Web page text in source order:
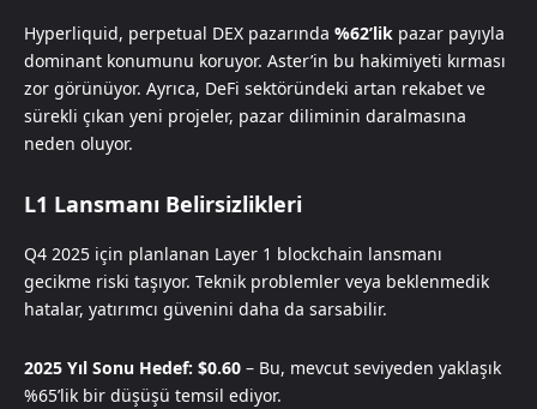
Hyperliquid, perpetual DEX pazarında %62’lik pazar payıyla
dominant konumunu koruyor. Aster’in bu hakimiyeti kırması
zor görünüyor. Ayrıca, DeFi sektöründeki artan rekabet ve
sürekli çıkan yeni projeler, pazar diliminin daralmasına
neden oluyor.
L1 Lansmanı Belirsizlikleri
Q4 2025 için planlanan Layer 1 blockchain lansmanı
gecikme riski taşıyor. Teknik problemler veya beklenmedik
hatalar, yatırımcı güvenini daha da sarsabilir.
2025 Yıl Sonu Hedef: $0.60 – Bu, mevcut seviyeden yaklaşık
%65’lik bir düşüşü temsil ediyor.